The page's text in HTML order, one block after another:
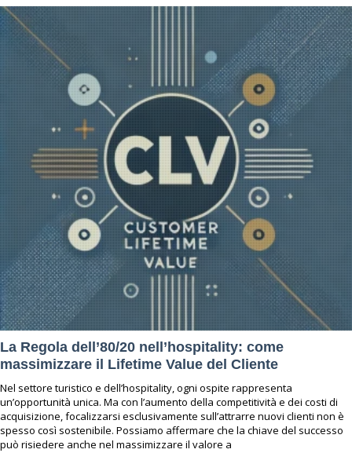
La Regola dell’80/20 nell’hospitality: come
massimizzare il Lifetime Value del Cliente
Nel settore turistico e dell’hospitality, ogni ospite rappresenta
un’opportunità unica. Ma con l’aumento della competitività e dei costi di
acquisizione, focalizzarsi esclusivamente sull’attrarre nuovi clienti non è
spesso così sostenibile. Possiamo affermare che la chiave del successo
può risiedere anche nel massimizzare il valore a